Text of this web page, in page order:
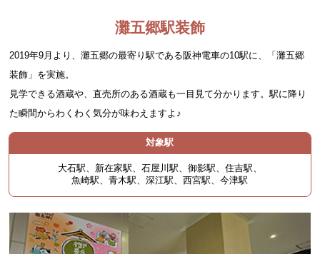
灘五郷駅装飾
2019年9月より、灘五郷の最寄り駅である阪神電車の10駅に、「灘五郷
装飾」を実施。
見学できる酒蔵や、直売所のある酒蔵も一目見て分かります。駅に降り
た瞬間からわくわく気分が味わえますよ♪
対象駅
大石駅、新在家駅、石屋川駅、御影駅、住吉駅、
魚崎駅、青木駅、深江駅、西宮駅、今津駅